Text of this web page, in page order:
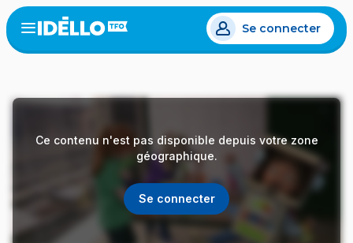
Aller
au
contenu
Open
menu
Se connecter
Ce contenu n'est pas disponible depuis votre zone
géographique.
Se connecter